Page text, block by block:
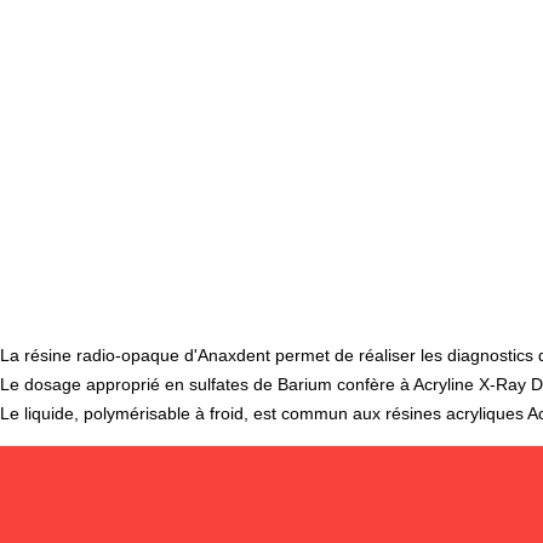
La résine radio-opaque d'Anaxdent permet de réaliser les
Le dosage approprié en sulfates de Barium confère à Acryline X-Ray
Le liquide, polymérisable à froid, est commun aux résines acryliques